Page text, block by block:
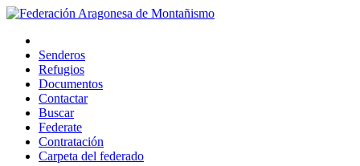
Senderos
Refugios
Documentos
Contactar
Buscar
Federate
Contratación
Carpeta del federado